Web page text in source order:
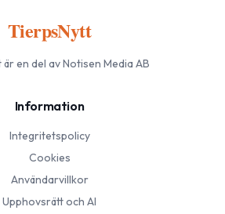
TierpsNytt
är en del av Notisen Media AB
Information
Integritetspolicy
Cookies
Användarvillkor
Upphovsrätt och AI